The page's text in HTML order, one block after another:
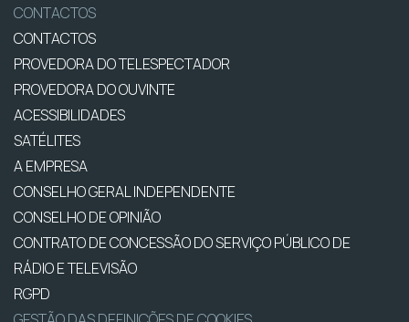
CONTACTOS
CONTACTOS
PROVEDORA DO TELESPECTADOR
PROVEDORA DO OUVINTE
ACESSIBILIDADES
SATÉLITES
A EMPRESA
CONSELHO GERAL INDEPENDENTE
CONSELHO DE OPINIÃO
CONTRATO DE CONCESSÃO DO SERVIÇO PÚBLICO DE
RÁDIO E TELEVISÃO
RGPD